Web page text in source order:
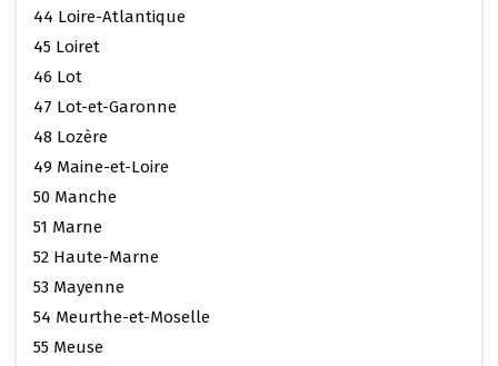
44 Loire-Atlantique
45 Loiret
46 Lot
47 Lot-et-Garonne
48 Lozère
49 Maine-et-Loire
50 Manche
51 Marne
52 Haute-Marne
53 Mayenne
54 Meurthe-et-Moselle
55 Meuse